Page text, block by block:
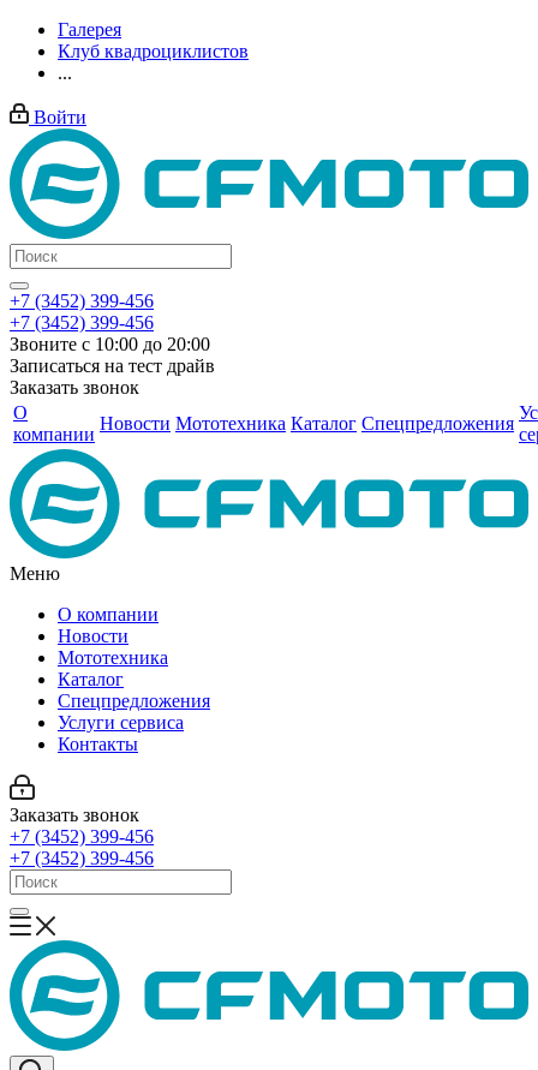
Галерея
Клуб квадроциклистов
...
Войти
+7 (3452) 399-456
+7 (3452) 399-456
Звоните с 10:00 до 20:00
Записаться на тест драйв
Заказать звонок
О
компании
Новости Мототехника Каталог Спецпредложения
Меню
О компании
Новости
Мототехника
Каталог
Спецпредложения
Услуги сервиса
Контакты
Заказать звонок
+7 (3452) 399-456
+7 (3452) 399-456